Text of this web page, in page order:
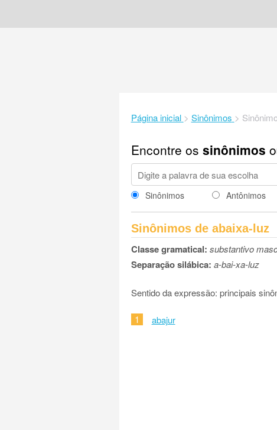
Página inicial > Sinônimos >
Encontre os sinônimos
Sinônimos Antônimos
Sinônimos de abaixa-luz
Classe gramatical: substantivo
Separação silábica: a-bai-xa-luz
Sentido da expressão: principais
1 abajur